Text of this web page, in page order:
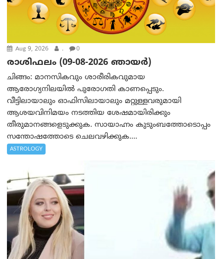
Aug 9, 2026 . 0
രാശിഫലം (09-08-2026 ഞായര്‍)
ചിങ്ങം: മാനസികവും ശാരീരികവുമായ
ആരോഗ്യനിലയിൽ പുരോഗതി കാണപ്പെടും.
വീട്ടിലായാലും ഓഫിസിലായാലും മറ്റുള്ളവരുമായി
ആശയവിനിമയം നടത്തിയ ശേഷമായിരിക്കും
തീരുമാനങ്ങളെടുക്കുക. സായാഹ്നം കുടുംബത്തോടൊപ്പം
സന്തോഷത്തോടെ ചെലവഴിക്കുക....
ASTROLOGY